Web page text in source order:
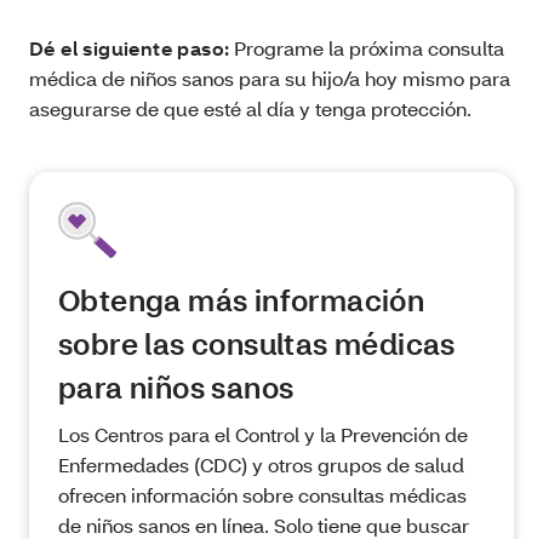
Dé el siguiente paso: Programe la próxima consulta
médica de niños sanos para su hijo/a hoy mismo para
asegurarse de que esté al día y tenga protección.
Obtenga más información
sobre las consultas médicas
para niños sanos
Los Centros para el Control y la Prevención de
Enfermedades (CDC) y otros grupos de salud
ofrecen información sobre consultas médicas
de niños sanos en línea. Solo tiene que buscar